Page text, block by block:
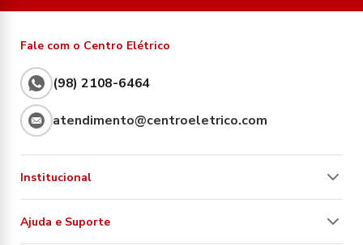
Fale com o Centro Elétrico
(98) 2108-6464
atendimento@centroeletrico.com
Institucional
Ajuda e Suporte